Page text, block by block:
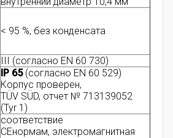
< 95 %, без конденсата
III (согласно EN 60 730)
IP 65(согласно EN 60 529)
Корпус проверен,
TÜV SÜD, отчет № 713139052
(Tyr 1)
соответствие
CEнормам, электромагнитная